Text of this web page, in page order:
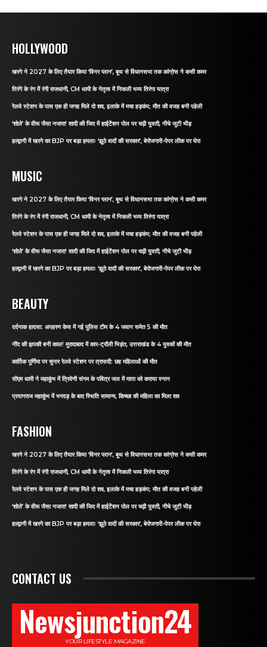
HOLLYWOOD
खरगे ने 2027 के लिए तैयार किया ‘विनर प्लान’, बूथ से विधानसभा तक कांग्रेस ने कसी कमर
तिरंगे के रंग में रंगी राजधानी, CM धामी के नेतृत्व में निकली भव्य तिरंगा यात्रा
रेलवे स्टेशन के पास एक ही जगह मिले दो शव, इलाके में मचा हड़कंप; मौत की वजह बनी पहेली
‘शोले’ के वीरू जैसा नजारा! शादी की जिद में हाईटेंशन पोल पर चढ़ी युवती, नीचे जुटी भीड़
हल्द्वानी में खरगे का BJP पर बड़ा हमलाः ‘झूठे वादों की सरकार’, बेरोजगारी-पेपर लीक पर घेरा
MUSIC
खरगे ने 2027 के लिए तैयार किया ‘विनर प्लान’, बूथ से विधानसभा तक कांग्रेस ने कसी कमर
तिरंगे के रंग में रंगी राजधानी, CM धामी के नेतृत्व में निकली भव्य तिरंगा यात्रा
रेलवे स्टेशन के पास एक ही जगह मिले दो शव, इलाके में मचा हड़कंप; मौत की वजह बनी पहेली
‘शोले’ के वीरू जैसा नजारा! शादी की जिद में हाईटेंशन पोल पर चढ़ी युवती, नीचे जुटी भीड़
हल्द्वानी में खरगे का BJP पर बड़ा हमलाः ‘झूठे वादों की सरकार’, बेरोजगारी-पेपर लीक पर घेरा
BEAUTY
दर्दनाक हादसा: अपहरण केस में गई पुलिस टीम के 4 जवान समेत 5 की मौत
नींद की झपकी बनी काल! मुरादाबाद में कार-ट्रॉली भिड़ंत, उत्तराखंड के 4 युवकों की मौत
कार्तिक पूर्णिमा पर चुनार रेलवे स्टेशन पर त्रासदी: छह महिलाओं की मौत
सीएम धामी ने महाकुंभ में त्रिवेणी संगम के पवित्र जल में माता को कराया स्नान
प्रयागराज महाकुंभ में भगदड़ के बाद स्थिति सामान्य, किच्छा की महिला का मिला शव
FASHION
खरगे ने 2027 के लिए तैयार किया ‘विनर प्लान’, बूथ से विधानसभा तक कांग्रेस ने कसी कमर
तिरंगे के रंग में रंगी राजधानी, CM धामी के नेतृत्व में निकली भव्य तिरंगा यात्रा
रेलवे स्टेशन के पास एक ही जगह मिले दो शव, इलाके में मचा हड़कंप; मौत की वजह बनी पहेली
‘शोले’ के वीरू जैसा नजारा! शादी की जिद में हाईटेंशन पोल पर चढ़ी युवती, नीचे जुटी भीड़
हल्द्वानी में खरगे का BJP पर बड़ा हमलाः ‘झूठे वादों की सरकार’, बेरोजगारी-पेपर लीक पर घेरा
CONTACT US
Newsjunction24
YOUR LIFESTYLE MAGAZINE